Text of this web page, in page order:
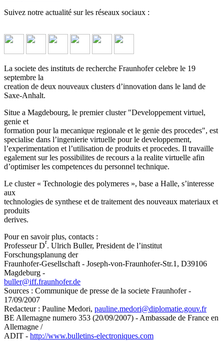
Suivez notre actualité sur les réseaux sociaux :
La societe des instituts de recherche Fraunhofer celebre le 19
septembre la
creation de deux nouveaux clusters d’innovation dans le land de
Saxe-Anhalt.
Situe a Magdebourg, le premier cluster "Developpement virtuel,
genie et
formation pour la mecanique regionale et le genie des procedes", est
specialise dans l’ingenierie virtuelle pour le developpement,
l’experimentation et l’utilisation de produits et procedes. Il travaille
egalement sur les possibilites de recours a la realite virtuelle afin
d’optimiser les competences du personnel technique.
Le cluster « Technologie des polymeres », base a Halle, s’interesse
aux
technologies de synthese et de traitement des nouveaux materiaux et
produits
derives.
Pour en savoir plus, contacts :
Professeur Dr. Ulrich Buller, President de l’institut
Forschungsplanung der
Fraunhofer-Gesellschaft - Joseph-von-Fraunhofer-Str.1, D39106
Magdeburg -
buller@iff.fraunhofer.de
Sources : Communique de presse de la societe Fraunhofer -
17/09/2007
Redacteur : Pauline Medori, pauline.medori@diplomatie.gouv.fr
BE Allemagne numero 353 (20/09/2007) - Ambassade de France en
Allemagne /
ADIT - http://www.bulletins-electroniques.com